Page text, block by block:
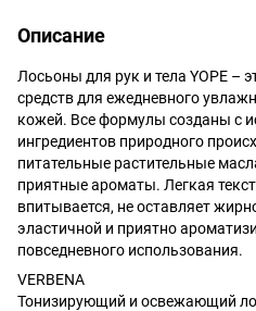
Описание
Лосьоны для рук и тела YOPE –
средств для ежедневного
кожей. Все формулы созданы с
ингредиентов природного
питательные растительные
приятные ароматы. Легкая
впитывается, не оставляет
эластичной и приятно
повседневного использования.
VERBENA
Тонизирующий и освежающий